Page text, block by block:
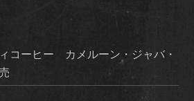
コーヒー カメルーン・ジャバ・